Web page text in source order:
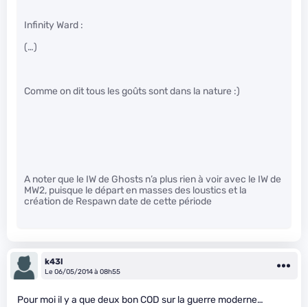
Infinity Ward :
(…)
Comme on dit tous les goûts sont dans la nature :)
A noter que le IW de Ghosts n’a plus rien à voir avec le IW de
MW2, puisque le départ en masses des loustics et la
création de Respawn date de cette période
k43l
Le 06/05/2014 à 08h55
Pour moi il y a que deux bon COD sur la guerre moderne…